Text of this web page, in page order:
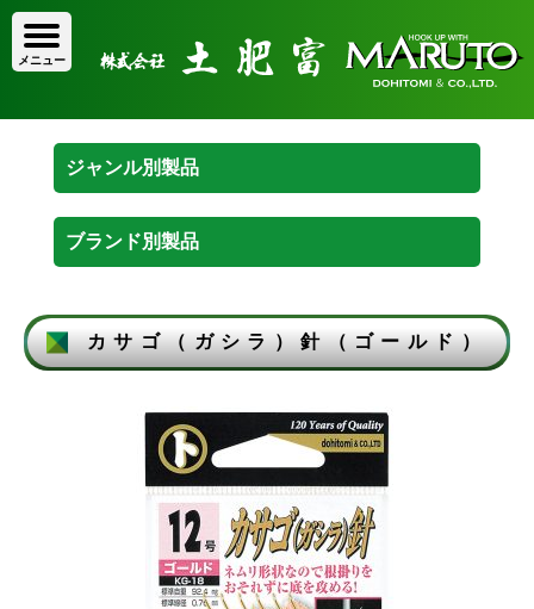
カサゴ（ガシラ）針（ゴールド）